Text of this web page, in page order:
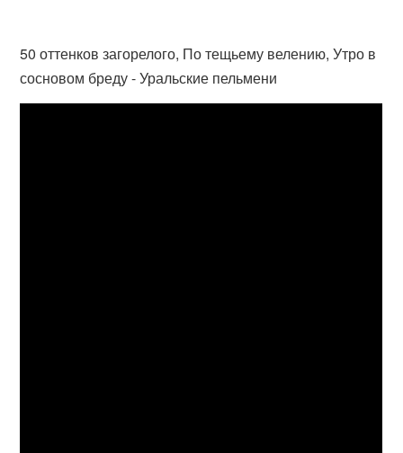
50 оттенков загорелого, По тещьему велению, Утро в
сосновом бреду - Уральские пельмени